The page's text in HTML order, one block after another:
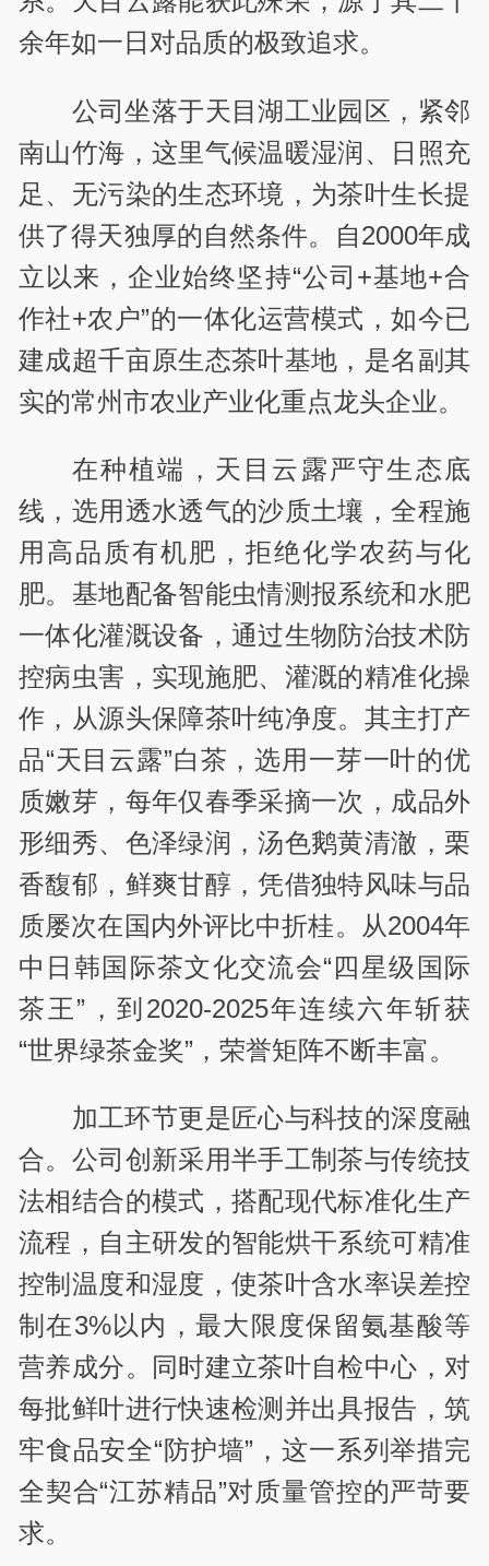
余年如一日对品质的极致追求。
公司坐落于天目湖工业园区，紧邻
南山竹海，这里气候温暖湿润、日照充
足、无污染的生态环境，为茶叶生长提
供了得天独厚的自然条件。自2000年成
立以来，企业始终坚持“公司+基地+合
作社+农户”的一体化运营模式，如今已
建成超千亩原生态茶叶基地，是名副其
实的常州市农业产业化重点龙头企业。
在种植端，天目云露严守生态底
线，选用透水透气的沙质土壤，全程施
用高品质有机肥，拒绝化学农药与化
肥。基地配备智能虫情测报系统和水肥
一体化灌溉设备，通过生物防治技术防
控病虫害，实现施肥、灌溉的精准化操
作，从源头保障茶叶纯净度。其主打产
品“天目云露”白茶，选用一芽一叶的优
质嫩芽，每年仅春季采摘一次，成品外
形细秀、色泽绿润，汤色鹅黄清澈，栗
香馥郁，鲜爽甘醇，凭借独特风味与品
质屡次在国内外评比中折桂。从2004年
中日韩国际茶文化交流会“四星级国际
茶王”，到2020-2025年连续六年斩获
“世界绿茶金奖”，荣誉矩阵不断丰富。
加工环节更是匠心与科技的深度融
合。公司创新采用半手工制茶与传统技
法相结合的模式，搭配现代标准化生产
流程，自主研发的智能烘干系统可精准
控制温度和湿度，使茶叶含水率误差控
制在3%以内，最大限度保留氨基酸等
营养成分。同时建立茶叶自检中心，对
每批鲜叶进行快速检测并出具报告，筑
牢食品安全“防护墙”，这一系列举措完
全契合“江苏精品”对质量管控的严苛要
求。